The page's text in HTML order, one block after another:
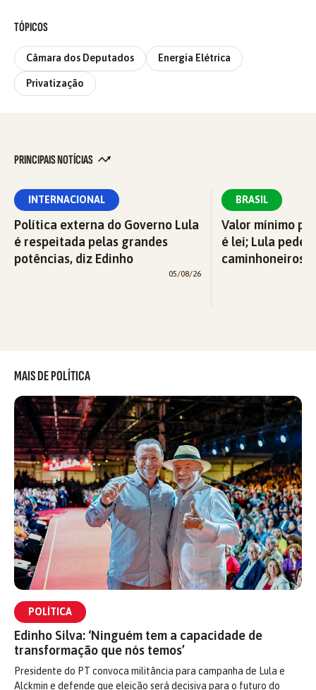
TÓPICOS
Câmara dos Deputados Energia Elétrica
Privatização
PRINCIPAIS NOTÍCIAS
INTERNACIONAL
Política externa do Governo Lula
é respeitada pelas grandes
potências, diz Edinho
05/08/26
BRASIL
Valor mínimo
é lei; Lula pede
caminhoneiros
MAIS DE POLÍTICA
POLÍTICA
Edinho Silva: ‘Ninguém tem a capacidade de
transformação que nós temos’
Presidente do PT convoca militância para campanha de Lula e
Alckmin e defende que eleição será decisiva para o futuro do